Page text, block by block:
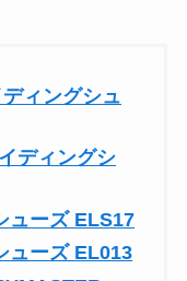
ィングシュ
ディングシ
ューズ ELS17
ューズ EL013